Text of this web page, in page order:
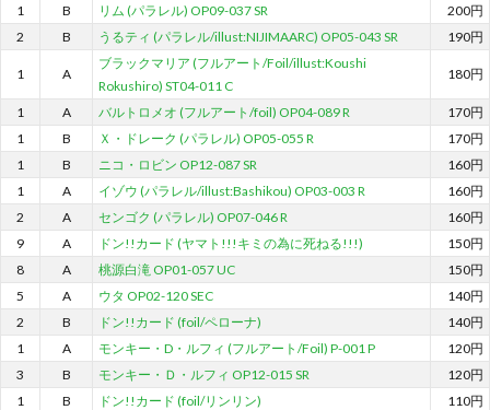
1
B リム (パラレル) OP09-037 SR
200円
2
B うるティ (パラレル/illust:NIJIMAARC) OP05-043 SR 190円
1 A
ブラックマリア (フルアート/Foil/illust:Koushi
Rokushiro) ST04-011 C
180円
1 A バルトロメオ (フルアート/foil) OP04-089 R
170円
1
B Ｘ・ドレーク (パラレル) OP05-055 R
170円
1
B ニコ・ロビン OP12-087 SR
160円
1
A イゾウ (パラレル/illust:Bashikou) OP03-003 R
160円
2
A センゴク (パラレル) OP07-046 R
160円
9
A ドン!!カード (ヤマト!!!キミの為に死ねる!!!)
150円
8
A 桃源白滝 OP01-057 UC
150円
5
A ウタ OP02-120 SEC
140円
2
B ドン!!カード (foil/ペローナ)
140円
1
A モンキー・D・ルフィ (フルアート/Foil) P-001 P
120円
3
B モンキー・Ｄ・ルフィ OP12-015 SR
120円
1
B ドン!!カード (foil/リンリン)
110円